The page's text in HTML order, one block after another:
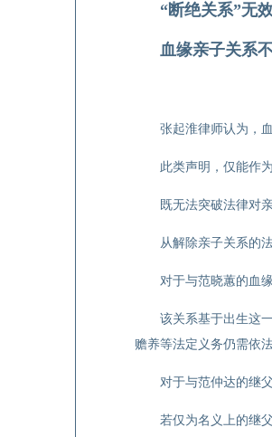
“断绝关系”无效
血缘亲子关系
张起淮律师认为，
此类声明，仅能作
既无法突破法律对
从解除亲子关系的
对于与范晓蕙的血
该关系基于出生这
赡养等法定义务仍需依法
对于与范仲达的继
若仅为名义上的继